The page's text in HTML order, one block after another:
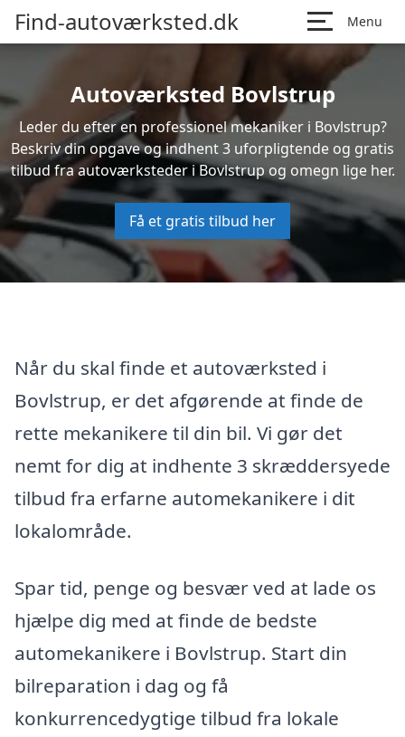
Find-autoværksted.dk Menu
Autoværksted Bovlstrup
Leder du efter en professionel mekaniker i Bovlstrup?
Beskriv din opgave og indhent 3 uforpligtende og gratis
tilbud fra autoværksteder i Bovlstrup og omegn lige her.
Få et gratis tilbud her
Når du skal finde et autoværksted i
Bovlstrup, er det afgørende at finde de
rette mekanikere til din bil. Vi gør det
nemt for dig at indhente 3 skræddersyede
tilbud fra erfarne automekanikere i dit
lokalområde.
Spar tid, penge og besvær ved at lade os
hjælpe dig med at finde de bedste
automekanikere i Bovlstrup. Start din
bilreparation i dag og få
konkurrencedygtige tilbud fra lokale